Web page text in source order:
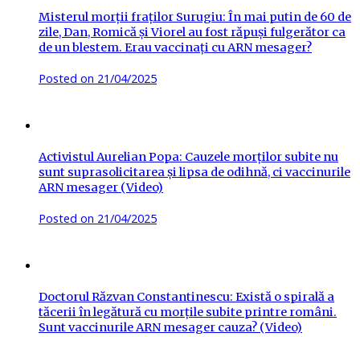
Misterul morții fraților Surugiu: În mai putin de 60 de
zile, Dan, Romică și Viorel au fost răpuși fulgerător ca
de un blestem. Erau vaccinați cu ARN mesager?
Posted on 21/04/2025
Activistul Aurelian Popa: Cauzele morților subite nu
sunt suprasolicitarea și lipsa de odihnă, ci vaccinurile
ARN mesager (Video)
Posted on 21/04/2025
Doctorul Răzvan Constantinescu: Există o spirală a
tăcerii în legătură cu morțile subite printre români.
Sunt vaccinurile ARN mesager cauza? (Video)